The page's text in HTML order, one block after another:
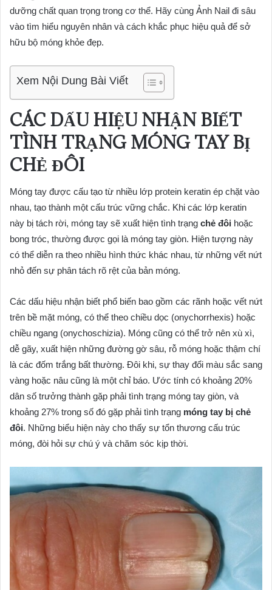
dưỡng chất quan trọng trong cơ thể. Hãy cùng Ảnh Nail đi sâu
vào tìm hiểu nguyên nhân và cách khắc phục hiệu quả để sở
hữu bộ móng khỏe đẹp.
Xem Nội Dung Bài Viết
CÁC DẤU HIỆU NHẬN BIẾT
TÌNH TRẠNG MÓNG TAY BỊ
CHẺ ĐÔI
Móng tay được cấu tạo từ nhiều lớp protein keratin ép chặt vào
nhau, tạo thành một cấu trúc vững chắc. Khi các lớp keratin
này bị tách rời, móng tay sẽ xuất hiện tình trạng chẻ đôi hoặc
bong tróc, thường được gọi là móng tay giòn. Hiện tượng này
có thể diễn ra theo nhiều hình thức khác nhau, từ những vết nứt
nhỏ đến sự phân tách rõ rệt của bản móng.
Các dấu hiệu nhận biết phổ biến bao gồm các rãnh hoặc vết nứt
trên bề mặt móng, có thể theo chiều dọc (onychorrhexis) hoặc
chiều ngang (onychoschizia). Móng cũng có thể trở nên xù xì,
dễ gãy, xuất hiện những đường gờ sâu, rỗ móng hoặc thậm chí
là các đốm trắng bất thường. Đôi khi, sự thay đổi màu sắc sang
vàng hoặc nâu cũng là một chỉ báo. Ước tính có khoảng 20%
dân số trưởng thành gặp phải tình trạng móng tay giòn, và
khoảng 27% trong số đó gặp phải tình trạng móng tay bị chẻ
đôi. Những biểu hiện này cho thấy sự tổn thương cấu trúc
móng, đòi hỏi sự chú ý và chăm sóc kịp thời.